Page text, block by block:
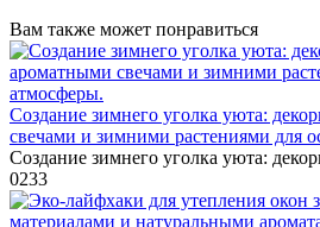
Вам также может понравиться
Создание зимнего уголка уюта:
свечами и зимними растениями для
Создание зимнего уголка уюта:
0233